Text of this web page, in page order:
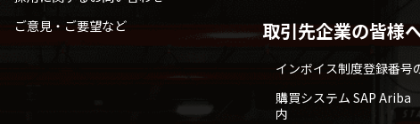
ご意見・ご要望など
取引先企業の皆様
インボイス制度登録番号
購買システム SAP Ariba
内